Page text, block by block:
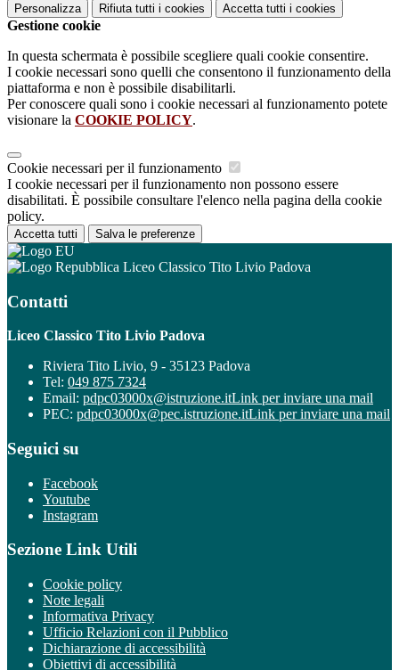
Personalizza Rifiuta tutti i cookies Accetta tutti i cookies
Gestione cookie
In questa schermata è possibile scegliere quali cookie consentire.
I cookie necessari sono quelli che consentono il funzionamento della
piattaforma e non è possibile disabilitarli.
Per conoscere quali sono i cookie necessari al funzionamento potete
visionare la COOKIE POLICY.
Cookie necessari per il funzionamento
I cookie necessari per il funzionamento non possono essere
disabilitati. È possibile consultare l'elenco nella pagina della cookie
policy.
Accetta tutti Salva le preferenze
Liceo Classico Tito Livio Padova
Contatti
Liceo Classico Tito Livio Padova
Riviera Tito Livio, 9 - 35123 Padova
Tel: 049 875 7324
Email: pdpc03000x@istruzione.itLink per inviare una mail
PEC: pdpc03000x@pec.istruzione.itLink per inviare una mail
Seguici su
Facebook
Youtube
Instagram
Sezione Link Utili
Cookie policy
Note legali
Informativa Privacy
Ufficio Relazioni con il Pubblico
Dichiarazione di accessibilità
Obiettivi di accessibilità